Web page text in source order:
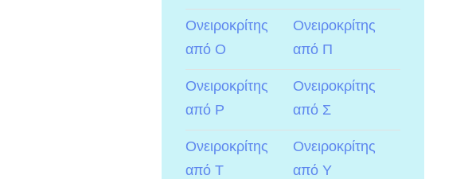
Ονειροκρίτης
από Ο
Ονειροκρίτης
από Π
Ονειροκρίτης
από Ρ
Ονειροκρίτης
από Σ
Ονειροκρίτης
από Τ
Ονειροκρίτης
από Υ